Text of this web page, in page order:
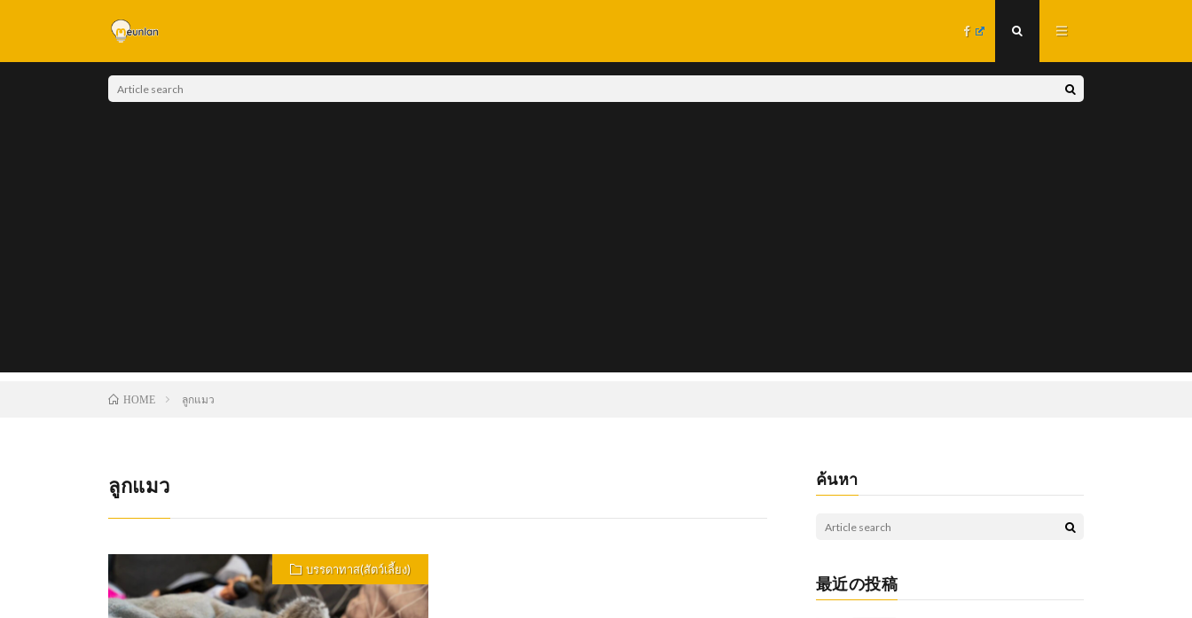
HOME ลูกแมว
ลูกแมว
บรรดาทาส(สัตว์เลี้ยง)
ค้นหา
最近の投稿